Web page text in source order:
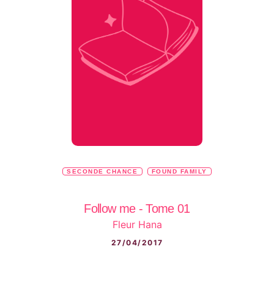
SECONDE CHANCE FOUND FAMILY
Follow me - Tome 01
Fleur Hana
27/04/2017